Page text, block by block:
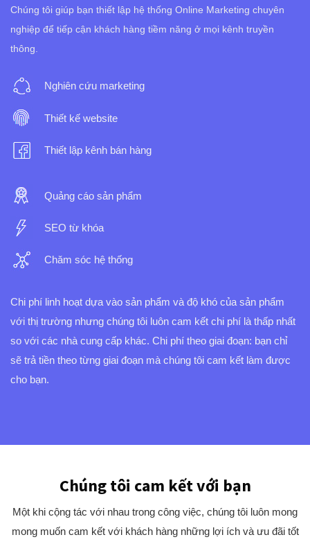
Chúng tôi giúp bạn thiết lập hệ thống Online Marketing chuyên
nghiệp để tiếp cận khách hàng tiềm năng ở mọi kênh truyền
thông.
Nghiên cứu marketing
Thiết kế website
Thiết lập kênh bán hàng
Quảng cáo sản phẩm
SEO từ khóa
Chăm sóc hệ thống
Chi phí linh hoạt dựa vào sản phẩm và độ khó của sản phẩm
với thị trường nhưng chúng tôi luôn cam kết chi phí là thấp nhất
so với các nhà cung cấp khác. Chi phí theo giai đoạn: bạn chỉ
sẽ trả tiền theo từng giai đoạn mà chúng tôi cam kết làm được
cho bạn.
Chúng tôi cam kết với bạn
Một khi cộng tác với nhau trong công việc, chúng tôi luôn mong
mong muốn cam kết với khách hàng những lợi ích và ưu đãi tốt